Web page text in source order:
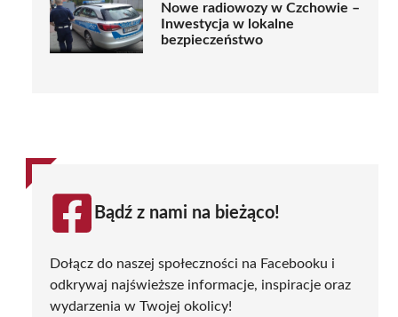
Nowe radiowozy w Czchowie –
Inwestycja w lokalne
bezpieczeństwo
Bądź z nami na bieżąco!
Dołącz do naszej społeczności na Facebooku i
odkrywaj najświeższe informacje, inspiracje oraz
wydarzenia w Twojej okolicy!